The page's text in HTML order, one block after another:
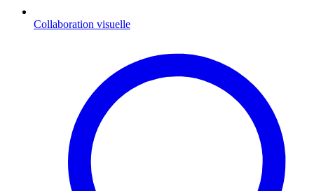
Collaboration visuelle